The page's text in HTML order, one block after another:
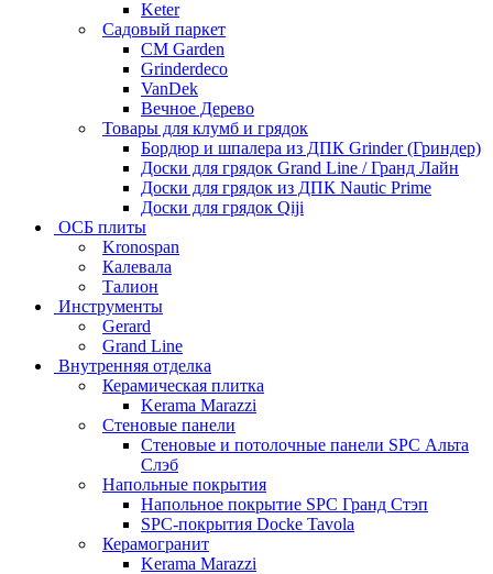
Keter
Садовый паркет
CM Garden
Grinderdeco
VanDek
Вечное Дерево
Товары для клумб и грядок
Бордюр и шпалера из ДПК Grinder (Гриндер)
Доски для грядок Grand Line / Гранд Лайн
Доски для грядок из ДПК Nautic Prime
Доски для грядок Qiji
ОСБ плиты
Kronospan
Калевала
Талион
Инструменты
Gerard
Grand Line
Внутренняя отделка
Керамическая плитка
Kerama Marazzi
Стеновые панели
Стеновые и потолочные панели SPC Альта
Слэб
Напольные покрытия
Напольное покрытие SPC Гранд Стэп
SPC-покрытия Docke Tavola
Керамогранит
Kerama Marazzi